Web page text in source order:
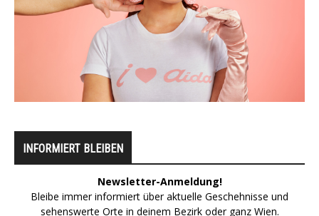
INFORMIERT BLEIBEN
Newsletter-Anmeldung!
Bleibe immer informiert über aktuelle Geschehnisse und
sehenswerte Orte in deinem Bezirk oder ganz Wien.